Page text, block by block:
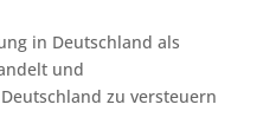
in Deutschland als
und
zu versteuern